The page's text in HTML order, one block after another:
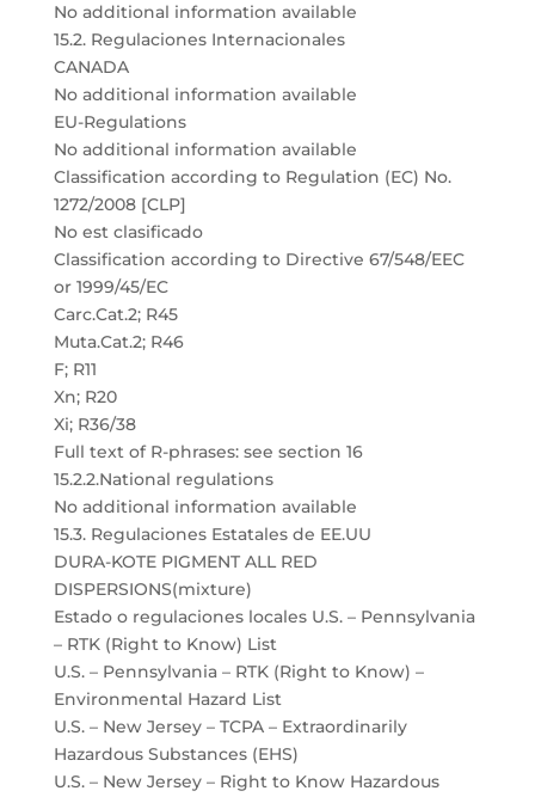
No additional information available
15.2. Regulaciones Internacionales
CANADA
No additional information available
EU-Regulations
No additional information available
Classification according to Regulation (EC) No.
1272/2008 [CLP]
No est clasificado
Classification according to Directive 67/548/EEC
or 1999/45/EC
Carc.Cat.2; R45
Muta.Cat.2; R46
F; R11
Xn; R20
Xi; R36/38
Full text of R-phrases: see section 16
15.2.2.National regulations
No additional information available
15.3. Regulaciones Estatales de EE.UU
DURA-KOTE PIGMENT ALL RED
DISPERSIONS(mixture)
Estado o regulaciones locales U.S. – Pennsylvania
– RTK (Right to Know) List
U.S. – Pennsylvania – RTK (Right to Know) –
Environmental Hazard List
U.S. – New Jersey – TCPA – Extraordinarily
Hazardous Substances (EHS)
U.S. – New Jersey – Right to Know Hazardous